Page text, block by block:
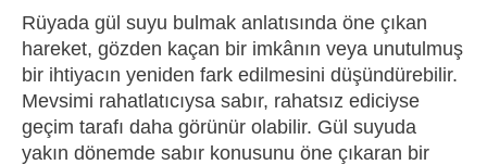
Rüyada gül suyu bulmak anlatısında öne çıkan
hareket, gözden kaçan bir imkânın veya unutulmuş
bir ihtiyacın yeniden fark edilmesini düşündürebilir.
Mevsimi rahatlatıcıysa sabır, rahatsız ediciyse
geçim tarafı daha görünür olabilir. Gül suyuda
yakın dönemde sabır konusunu öne çıkaran bir